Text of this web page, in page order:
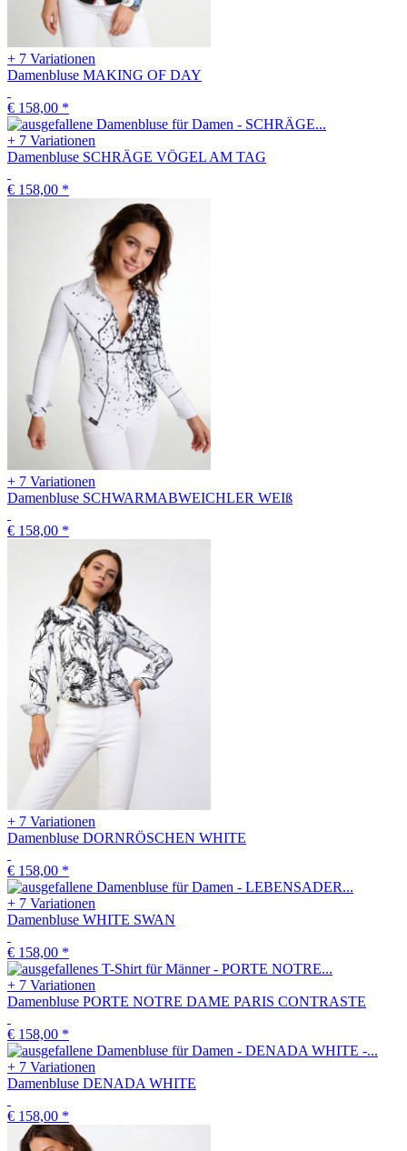
+ 7 Variationen
Damenbluse MAKING OF DAY
€ 158,00 *
+ 7 Variationen
Damenbluse SCHRÄGE VÖGEL AM TAG
€ 158,00 *
+ 7 Variationen
Damenbluse SCHWARMABWEICHLER WEIß
€ 158,00 *
+ 7 Variationen
Damenbluse DORNRÖSCHEN WHITE
€ 158,00 *
+ 7 Variationen
Damenbluse WHITE SWAN
€ 158,00 *
+ 7 Variationen
Damenbluse PORTE NOTRE DAME PARIS CONTRASTE
€ 158,00 *
+ 7 Variationen
Damenbluse DENADA WHITE
€ 158,00 *